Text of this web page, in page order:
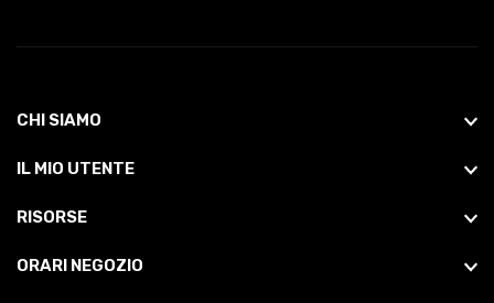
CHI SIAMO
IL MIO UTENTE
RISORSE
ORARI NEGOZIO